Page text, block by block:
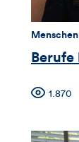
Thema:
Menschen
Berufe
für
Anzahl
1.870